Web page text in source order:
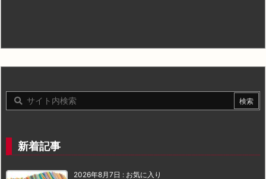
新着記事
2026年8月7日 : お気に入り